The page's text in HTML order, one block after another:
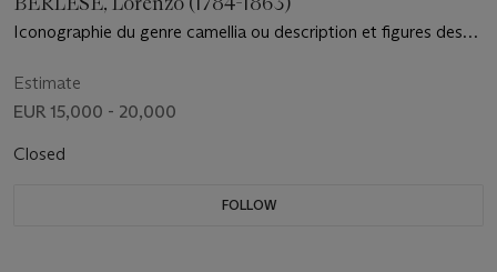
Iconographie du genre camellia ou description et figures des
[1839]-1841-1843.
Estimate
EUR 15,000 - 20,000
Closed
FOLLOW